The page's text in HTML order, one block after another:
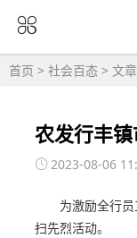
首页 > 社会百态 > 文
农发行丰
2023-08-06
为激励全行
扫先烈活动。